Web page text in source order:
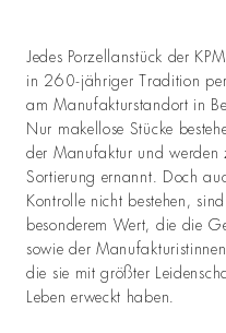
Jedes Porzellanstück der
in 260-jähriger Tradition
am Manufakturstandort in
Nur makellose Stücke
der Manufaktur und werden
Sortierung ernannt. Doch
Kontrolle nicht bestehen,
besonderem Wert, die die
sowie der
die sie mit größter
Leben erweckt haben.